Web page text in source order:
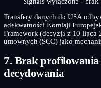
Signals wyłączone -
Transfery danych do USA
adekwatności Komisji
Framework (decyzja z 10 lipca
umownych (SCC) jako
7. Brak profilowania
decydowania